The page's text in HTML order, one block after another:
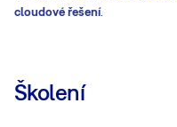
cloudové řešení.
Školení